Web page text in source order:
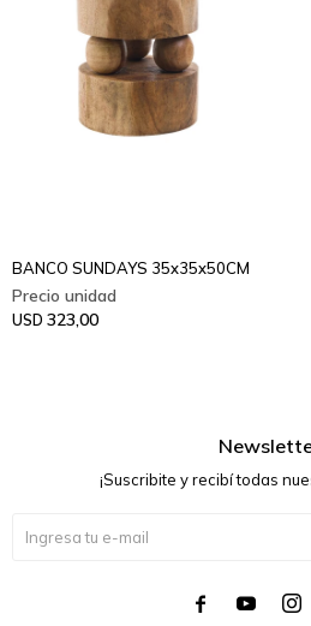
BANCO SUNDAYS 35x35x50CM
USD 323,00
¡Suscribite y recibí todas
  